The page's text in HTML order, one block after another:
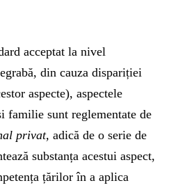
acceptat la nivel
din cauza dispariției
aspecte), aspectele
familie sunt reglementate de
privat, adică de o serie de
substanța acestui aspect,
țărilor în a aplica